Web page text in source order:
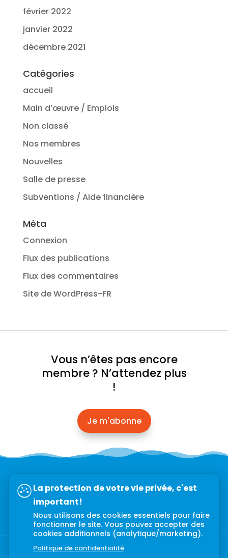
février 2022
janvier 2022
décembre 2021
Catégories
accueil
Main d’œuvre / Emplois
Non classé
Nos membres
Nouvelles
Salle de presse
Subventions / Aide financière
Méta
Connexion
Flux des publications
Flux des commentaires
Site de WordPress-FR
Vous n’êtes pas encore
membre ? N’attendez plus
!
Je m'abonne
Abonnez-vous à l’infolettre →
Politique de confidentialité
La protection de votre vie privée, c'est
important!
Nous utilisons des cookies essentiels pour faire
fonctionner le site. Vous pouvez accepter des
cookies additionnels (analytique/marketing).
Politique de confidentialité